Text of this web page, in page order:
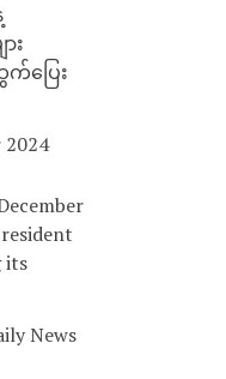
း
က်ပြေး
2024
its
News